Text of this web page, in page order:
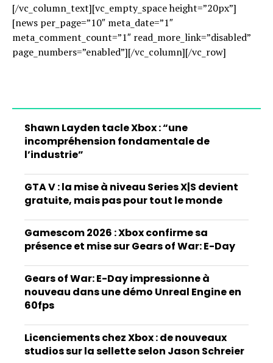
[/vc_column_text][vc_empty_space height=”20px”]
[news per_page=”10″ meta_date=”1″
meta_comment_count=”1″ read_more_link=”disabled”
page_numbers=”enabled”][/vc_column][/vc_row]
Shawn Layden tacle Xbox : “une
incompréhension fondamentale de
l’industrie”
GTA V : la mise à niveau Series X|S devient
gratuite, mais pas pour tout le monde
Gamescom 2026 : Xbox confirme sa
présence et mise sur Gears of War: E-Day
Gears of War: E-Day impressionne à
nouveau dans une démo Unreal Engine en
60fps
Licenciements chez Xbox : de nouveaux
studios sur la sellette selon Jason Schreier